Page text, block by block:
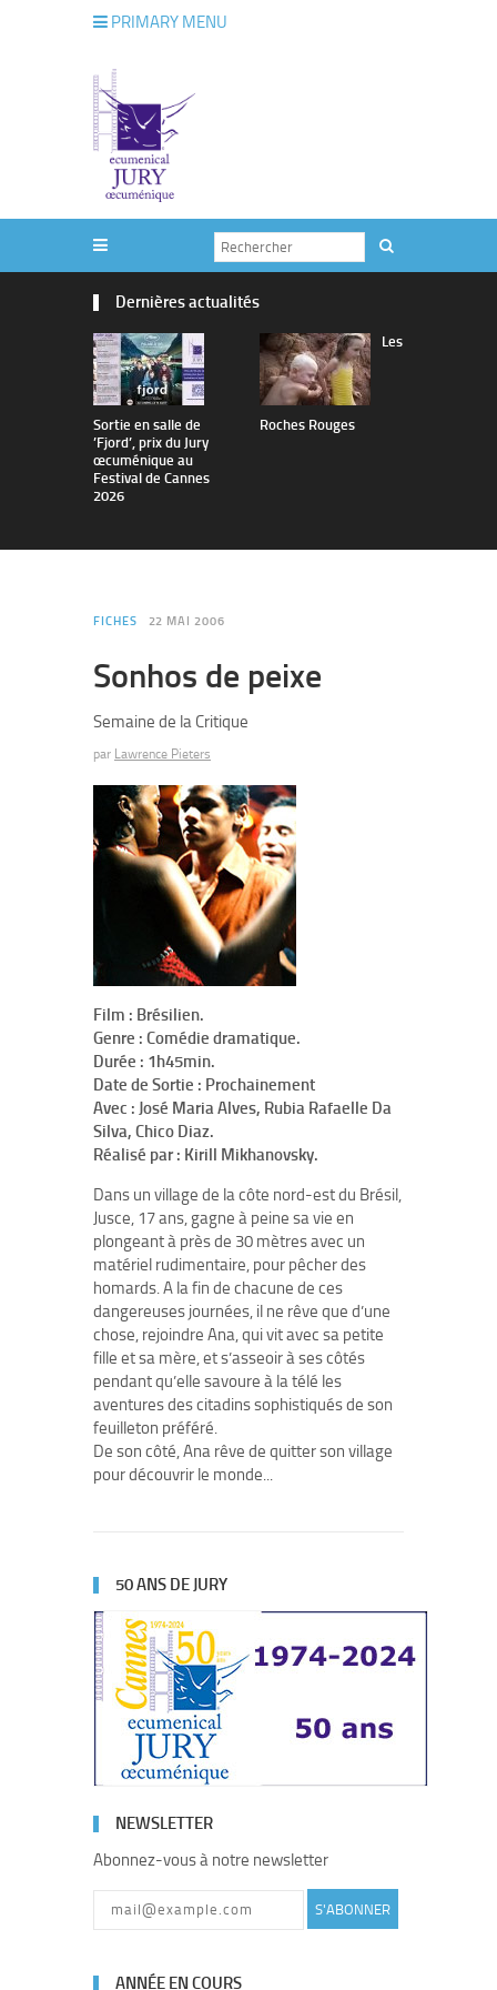
PRIMARY MENU
Dernières actualités
Sortie en salle de
’Fjord’, prix du Jury
œcuménique au
Festival de Cannes
2026
Les
Roches Rouges
FICHES 22 MAI 2006
Sonhos de peixe
Semaine de la Critique
par Lawrence Pieters
Film : Brésilien.
Genre : Comédie dramatique.
Durée : 1h45min.
Date de Sortie : Prochainement
Avec : José Maria Alves, Rubia Rafaelle Da
Silva, Chico Diaz.
Réalisé par : Kirill Mikhanovsky.
Dans un village de la côte nord-est du Brésil,
Jusce, 17 ans, gagne à peine sa vie en
plongeant à près de 30 mètres avec un
matériel rudimentaire, pour pêcher des
homards. A la fin de chacune de ces
dangereuses journées, il ne rêve que d’une
chose, rejoindre Ana, qui vit avec sa petite
fille et sa mère, et s’asseoir à ses côtés
pendant qu’elle savoure à la télé les
aventures des citadins sophistiqués de son
feuilleton préféré.
De son côté, Ana rêve de quitter son village
pour découvrir le monde...
50 ANS DE JURY
NEWSLETTER
Abonnez-vous à notre newsletter
S'ABONNER
ANNÉE EN COURS